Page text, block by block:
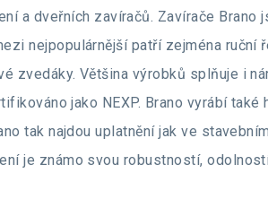
a dveřních zavíračů. Zavírače Brano
nejpopulárnější patří zejména ruční
zvedáky. Většina výrobků splňuje i
jako NEXP. Brano vyrábí také
tak najdou uplatnění jak ve
je známo svou robustností,